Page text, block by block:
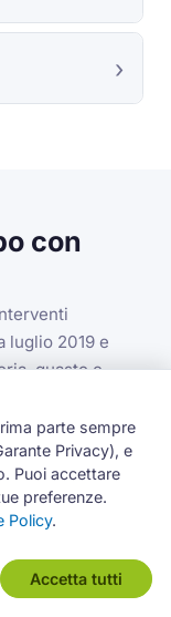
con
luglio 2019 e
guasto e
lavatrici nella
parte sempre
Privacy), e
Puoi accettare
preferenze.
Policy.
Accetta tutti